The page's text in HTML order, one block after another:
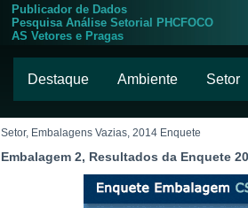
Publicador de Dados
Pesquisa Análise Setorial PHCFOCO
AS Vetores e Pragas
Destaque Ambiente Setor
Setor, Embalagens Vazias, 2014 Enquete
Embalagem 2, Resultados da Enquete